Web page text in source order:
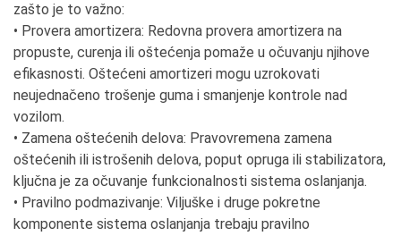
zašto je to važno:
• Provera amortizera: Redovna provera amortizera na
propuste, curenja ili oštećenja pomaže u očuvanju njihove
efikasnosti. Oštećeni amortizeri mogu uzrokovati
neujednačeno trošenje guma i smanjenje kontrole nad
vozilom.
• Zamena oštećenih delova: Pravovremena zamena
oštećenih ili istrošenih delova, poput opruga ili stabilizatora,
ključna je za očuvanje funkcionalnosti sistema oslanjanja.
• Pravilno podmazivanje: Viljuške i druge pokretne
komponente sistema oslanjanja trebaju pravilno